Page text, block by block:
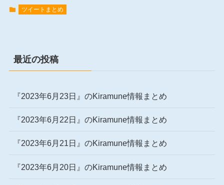
ツイートまとめ
最近の投稿
『2023年6月23日』のKiramune情報まとめ
『2023年6月22日』のKiramune情報まとめ
『2023年6月21日』のKiramune情報まとめ
『2023年6月20日』のKiramune情報まとめ